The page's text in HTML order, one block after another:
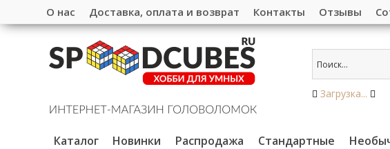
О нас Доставка, оплата и возврат Контакты Отзывы
Загрузка...
Каталог Новинки Распродажа Стандартные